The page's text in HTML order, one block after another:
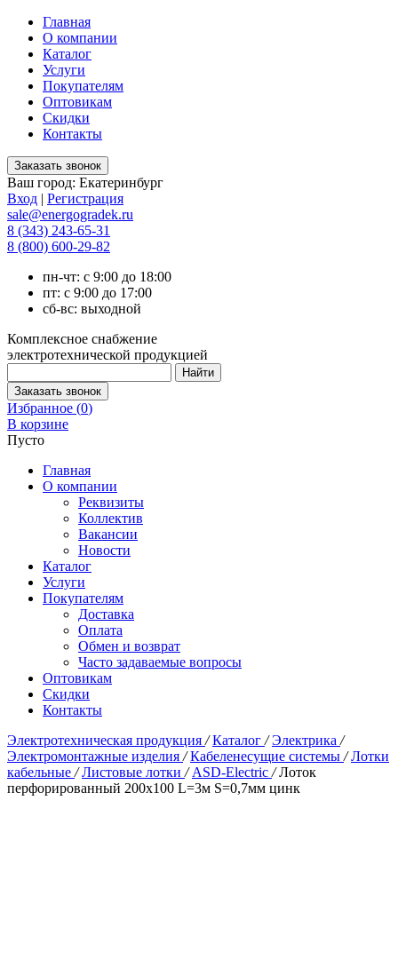
Главная
О компании
Каталог
Услуги
Покупателям
Оптовикам
Скидки
Контакты
Ваш город: Екатеринбург
Вход | Регистрация
sale@energogradek.ru
8 (343) 243-65-31
8 (800) 600-29-82
пн-чт: с 9:00 до 18:00
пт: с 9:00 до 17:00
сб-вс: выходной
Комплексное снабжение
электротехнической продукцией
Избранное (0)
В корзине
Пусто
Главная
О компании
Реквизиты
Коллектив
Вакансии
Новости
Каталог
Услуги
Покупателям
Доставка
Оплата
Обмен и возврат
Часто задаваемые вопросы
Оптовикам
Скидки
Контакты
Электротехническая продукция / Каталог / Электрика /
Электромонтажные изделия / Кабеленесущие системы / Лотки
кабельные / Листовые лотки / ASD-Electric / Лоток
перфорированный 200х100 L=3м S=0,7мм цинк